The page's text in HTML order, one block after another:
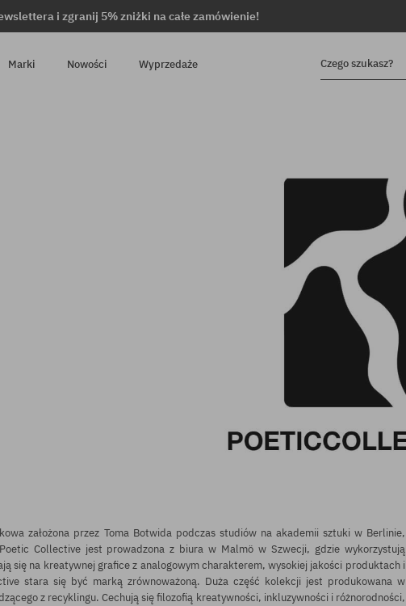
i zgranij 5% zniżki na całe zamówienie!
Marki Nowości Wyprzedaże Czego szukasz?
założona przez Toma Botwida podczas studiów na akademii sztuki w Berlinie,
Collective jest prowadzona z biura w Malmö w Szwecji, gdzie wykorzystują
się na kreatywnej grafice z analogowym charakterem, wysokiej jakości produktach i
stara się być marką zrównoważoną. Duża część kolekcji jest produkowana w
z recyklingu. Cechują się filozofią kreatywności, inkluzywności i różnorodności,